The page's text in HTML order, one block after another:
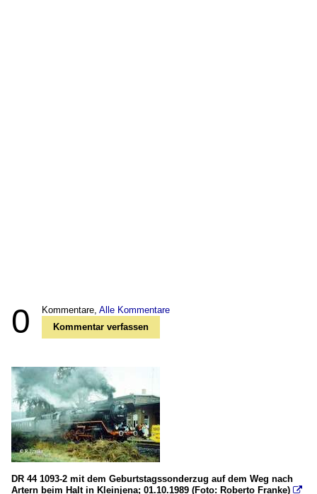
0 Kommentare, Alle Kommentare
Kommentar verfassen
DR 44 1093-2 mit dem Geburtstagssonderzug auf dem Weg nach
Artern beim Halt in Kleinjena; 01.10.1989 (Foto: Roberto Franke) 